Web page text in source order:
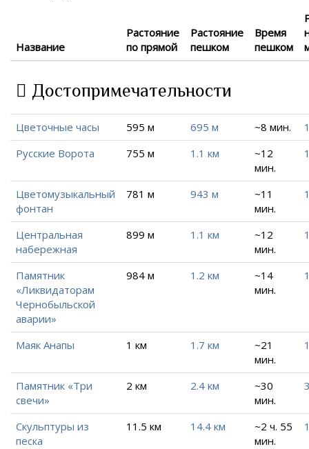
Название
Растояние
по прямой
Растояние
пешком
Время
пешком
Достопримечательности
Цветочные часы 595 м 695 м ~8 мин.
Русские Ворота
755 м 1.1 км
~12
мин.
Цветомузыкальный
фонтан
781 м 943 м
~11
мин.
Центральная
набережная
899 м 1.1 км
~12
мин.
Памятник
«Ликвидаторам
Чернобыльской
аварии»
984 м 1.2 км
~14
мин.
Маяк Анапы 1 км 1.7 км
~21
мин.
Памятник «Три
свечи»
2 км 2.4 км
~30
мин.
Скульптуры из
песка
11.5 км 14.4 км
~2 ч. 55
мин.